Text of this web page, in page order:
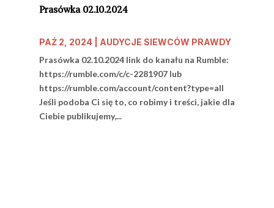
Prasówka 02.10.2024
PAŹ 2, 2024| AUDYCJE SIEWCÓW PRAWDY
Prasówka 02.10.2024 link do kanału na Rumble:
https://rumble.com/c/c-2281907 lub
https://rumble.com/account/content?type=all
Jeśli podoba Ci się to, co robimy i treści, jakie dla
Ciebie publikujemy,...